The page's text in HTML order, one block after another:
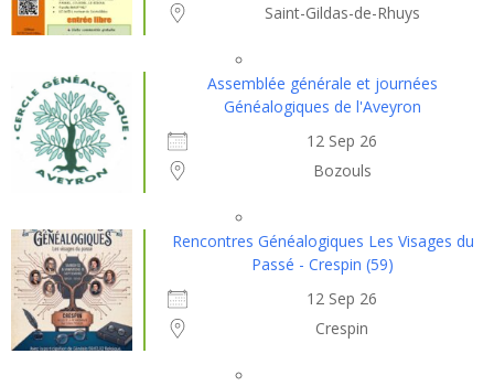
Saint-Gildas-de-Rhuys
Assemblée générale et journées
Généalogiques de l'Aveyron
12 Sep 26
Bozouls
Rencontres Généalogiques Les Visages du
Passé - Crespin (59)
12 Sep 26
Crespin